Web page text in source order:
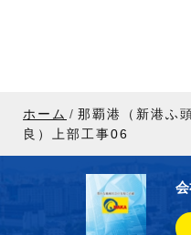
ホーム
那覇港（新港ふ
良）上部工事06